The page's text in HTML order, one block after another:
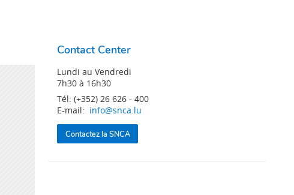
Contact Center
Lundi au Vendredi
7h30 à 16h30
Tél: (+352) 26 626 - 400
E-mail: info@snca.lu
Contactez la SNCA